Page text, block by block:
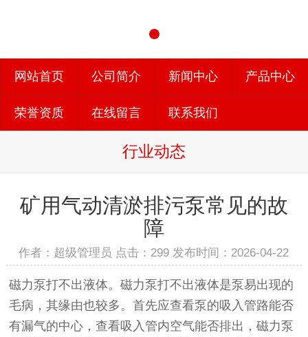
网站首页 公司简介 新闻中心 产品中心
荣誉资质 在线留言 联系我们
行业动态
矿用气动清淤排污泵常见的故
障
作者：超级管理员 点击：299 发布时间：2026-04-22
磁力泵打不出液体。磁力泵打不出液体是泵易出现的
毛病，其缘由也较多。首先应查看泵的吸入管路能否
有漏气的中心，查看吸入管内空气能否排出，磁力泵